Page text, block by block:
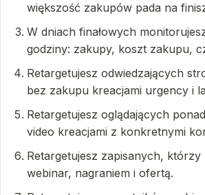
większość zakupów pada na
W dniach finałowych
godziny: zakupy, koszt zakupu,
Retargetujesz odwiedzających
bez zakupu kreacjami urgency i
Retargetujesz oglądających
video kreacjami z konkretnymi
Retargetujesz zapisanych,
webinar, nagraniem i ofertą.